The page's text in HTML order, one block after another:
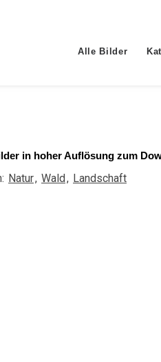
Alle Bilder
in hoher Auflösung zum
Natur, Wald, Landschaft